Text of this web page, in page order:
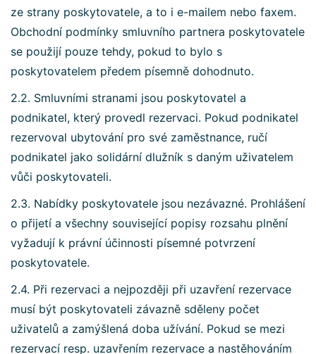
ze strany poskytovatele, a to i e-mailem nebo faxem.
Obchodní podmínky smluvního partnera poskytovatele
se použijí pouze tehdy, pokud to bylo s
poskytovatelem předem písemně dohodnuto.
2.2. Smluvními stranami jsou poskytovatel a
podnikatel, který provedl rezervaci. Pokud podnikatel
rezervoval ubytování pro své zaměstnance, ručí
podnikatel jako solidární dlužník s daným uživatelem
vůči poskytovateli.
2.3. Nabídky poskytovatele jsou nezávazné. Prohlášení
o přijetí a všechny související popisy rozsahu plnění
vyžadují k právní účinnosti písemné potvrzení
poskytovatele.
2.4. Při rezervaci a nejpozději při uzavření rezervace
musí být poskytovateli závazně sděleny počet
uživatelů a zamýšlená doba užívání. Pokud se mezi
rezervací resp. uzavřením rezervace a nastěhováním